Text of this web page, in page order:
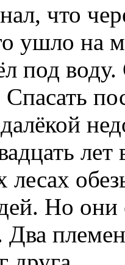
что
ушло на
под воду.
Спасать
Но они
Два